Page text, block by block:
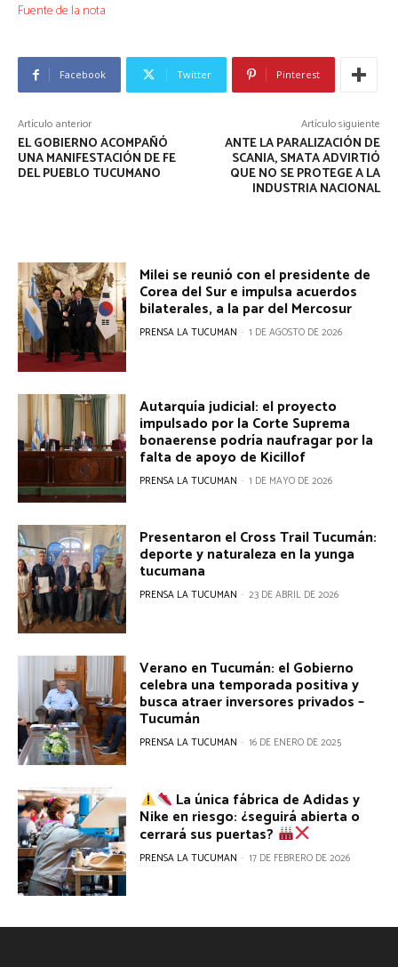
Fuente de la nota
Facebook Twitter Pinterest
Artículo anterior
EL GOBIERNO ACOMPAÑÓ
UNA MANIFESTACIÓN DE FE
DEL PUEBLO TUCUMANO
Artículo siguiente
ANTE LA PARALIZACIÓN DE
SCANIA, SMATA ADVIRTIÓ
QUE NO SE PROTEGE A LA
INDUSTRIA NACIONAL
Milei se reunió con el presidente de
Corea del Sur e impulsa acuerdos
bilaterales, a la par del Mercosur
PRENSA LA TUCUMAN - 1 DE AGOSTO DE 2026
Autarquía judicial: el proyecto
impulsado por la Corte Suprema
bonaerense podría naufragar por la
falta de apoyo de Kicillof
PRENSA LA TUCUMAN - 1 DE MAYO DE 2026
Presentaron el Cross Trail Tucumán:
deporte y naturaleza en la yunga
tucumana
PRENSA LA TUCUMAN - 23 DE ABRIL DE 2026
Verano en Tucumán: el Gobierno
celebra una temporada positiva y
busca atraer inversores privados –
Tucumán
PRENSA LA TUCUMAN - 16 DE ENERO DE 2025
La única fábrica de Adidas y
Nike en riesgo: ¿seguirá abierta o
cerrará sus puertas?
PRENSA LA TUCUMAN - 17 DE FEBRERO DE 2026